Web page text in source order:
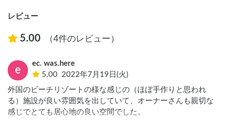
レビュー
5.00 （4件のレビュー）
ec. was.here
5.00 2022年7月19日(火)
外国のビーチリゾートの様な感じの（ほぼ手作りと思われ
る）施設が良い雰囲気を出していて、オーナーさんも親切な
感じでとても居心地の良い空間でした。